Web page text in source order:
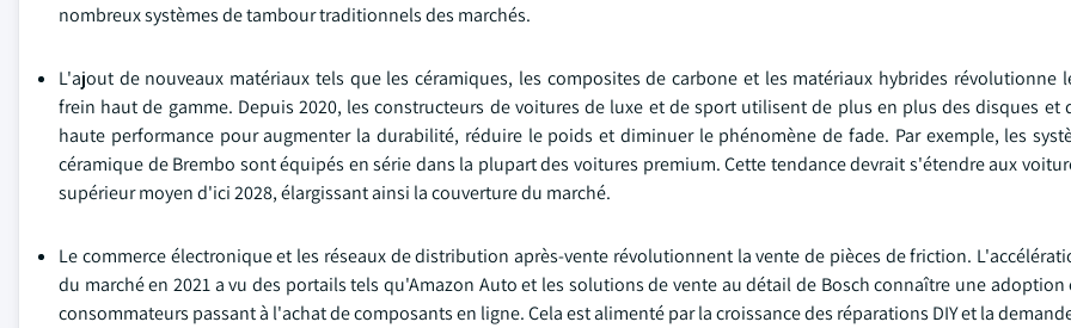
nombreux systèmes de tambour traditionnels des marchés.
L'ajout de nouveaux matériaux tels que les céramiques, les composites de carbone et les matériaux hybrides révolutionne
frein haut de gamme. Depuis 2020, les constructeurs de voitures de luxe et de sport utilisent de plus en plus des disques et
haute performance pour augmenter la durabilité, réduire le poids et diminuer le phénomène de fade. Par exemple, les
céramique de Brembo sont équipés en série dans la plupart des voitures premium. Cette tendance devrait s'étendre aux
supérieur moyen d'ici 2028, élargissant ainsi la couverture du marché.
Le commerce électronique et les réseaux de distribution après-vente révolutionnent la vente de pièces de friction.
du marché en 2021 a vu des portails tels qu'Amazon Auto et les solutions de vente au détail de Bosch connaître une adoption
consommateurs passant à l'achat de composants en ligne. Cela est alimenté par la croissance des réparations DIY et la